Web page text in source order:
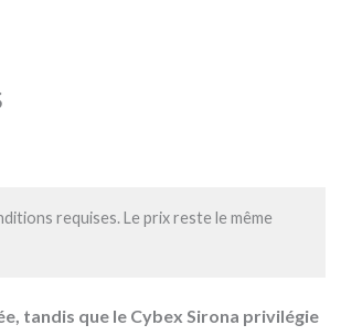
requises. Le prix reste le même
tandis que le Cybex Sirona privilégie